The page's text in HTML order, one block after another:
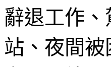
辭退工作
站、夜間被